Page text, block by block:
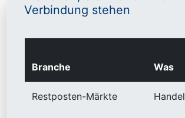
Verbindung stehen
Branche Was
Restposten-Märkte Handel